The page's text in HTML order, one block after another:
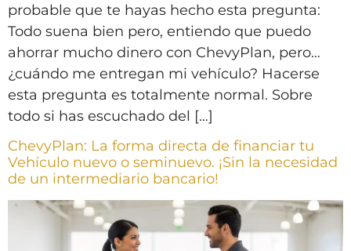
probable que te hayas hecho esta pregunta:
Todo suena bien pero, entiendo que puedo
ahorrar mucho dinero con ChevyPlan, pero…
¿cuándo me entregan mi vehículo? Hacerse
esta pregunta es totalmente normal. Sobre
todo si has escuchado del […]
ChevyPlan: La forma directa de financiar tu
Vehículo nuevo o seminuevo. ¡Sin la necesidad
de un intermediario bancario!